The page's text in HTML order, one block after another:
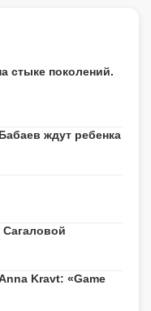
стыке поколений.
ждут ребенка
Kravt: «Game